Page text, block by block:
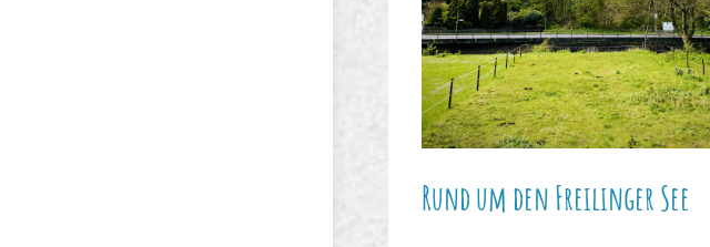
Rund um den Freilinger See